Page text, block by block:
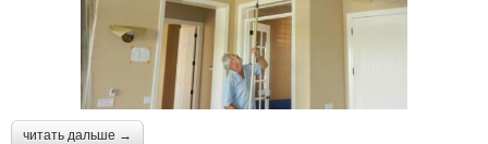
читать дальше →